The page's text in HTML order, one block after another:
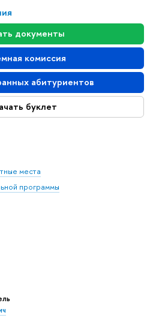
документы
комиссия
абитуриенто
буклет
места
программы